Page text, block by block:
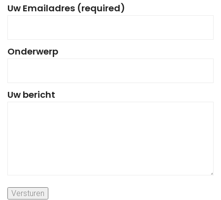
Uw Emailadres (required)
Onderwerp
Uw bericht